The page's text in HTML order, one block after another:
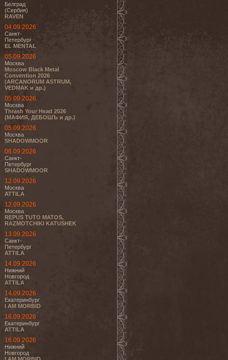
Белград
(Сербия)
RAVEN
04.09.2026
Санкт-
Петербург
EL MENTAL
05.09.2026
Москва
Moscow Black Metal
Convention 2026
(ARCANORUM ASTRUM,
VEDMAK и др.)
05.09.2026
Москва
Thrash Your Head 2026
(МАФИЯ, ДЕБОШЪ и др.)
05.09.2026
Москва
SHADOWMOOR
06.09.2026
Санкт-
Петербург
SHADOWMOOR
12.09.2026
Москва
ATTILA
12.09.2026
Москва
REPUS TUTO MATOS,
RAZMOTCHIKI KATUSHEK
13.09.2026
Санкт-
Петербург
ATTILA
14.09.2026
Нижний
Новгород
ATTILA
14.09.2026
Екатеринбург
I AM MORBID
16.09.2026
Екатеринбург
ATTILA
16.09.2026
Нижний
Новгород